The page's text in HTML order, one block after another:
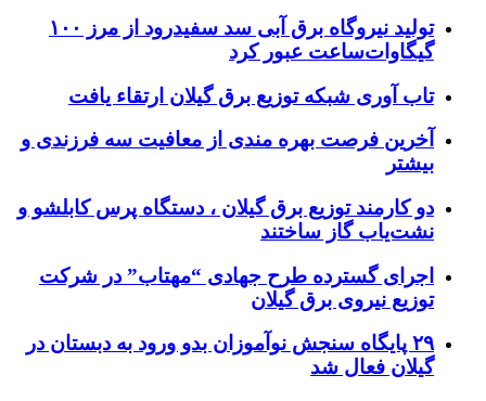
تولید نیروگاه برق‌ آبی سد سفیدرود از مرز ۱۰۰
گیگاوات‌ساعت عبور کرد
تاب آوری شبکه توزیع برق گیلان ارتقاء یافت
آخرین فرصت بهره مندی از معافیت سه فرزندی و
بیشتر
دو کارمند توزیع برق گیلان ، دستگاه پرس کابلشو و
نشت‌یاب گاز ساختند
اجرای گسترده طرح جهادی “مهتاب” در شرکت
توزیع نیروی برق گیلان
۲۹ پایگاه سنجش نوآموزان بدو ورود به دبستان در
گیلان فعال شد